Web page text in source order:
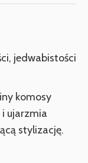
jedwabistości
komosy
ujarzmia
stylizację.